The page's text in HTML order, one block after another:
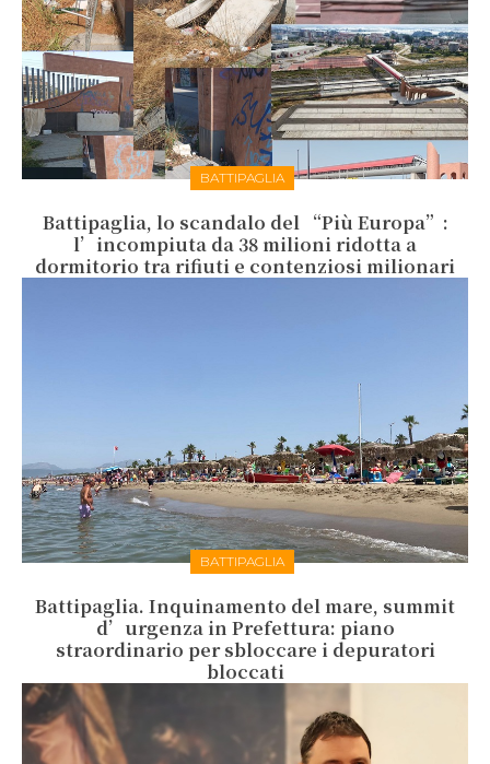
BATTIPAGLIA
Battipaglia, lo scandalo del “Più Europa”:
l’incompiuta da 38 milioni ridotta a
dormitorio tra rifiuti e contenziosi milionari
BATTIPAGLIA
Battipaglia. Inquinamento del mare, summit
d’urgenza in Prefettura: piano
straordinario per sbloccare i depuratori
bloccati